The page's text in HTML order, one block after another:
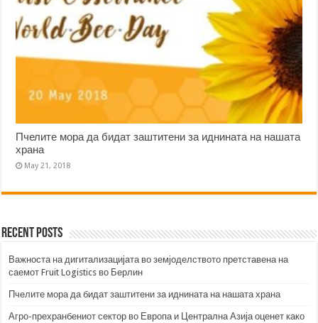
Пчелите мора да бидат заштитени за иднината на нашата
храна
May 21, 2018
Recent Posts
Важноста на дигитализацијата во земјоделството претставена на
саемот Fruit Logistics во Берлин
Пчелите мора да бидат заштитени за иднината на нашата храна
Агро-прехранбениот сектор во Европа и Централна Азија оценет како